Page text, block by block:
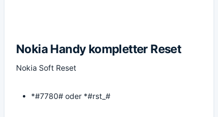
Nokia Handy kompletter Reset
Nokia Soft Reset
*#7780# oder *#rst_#